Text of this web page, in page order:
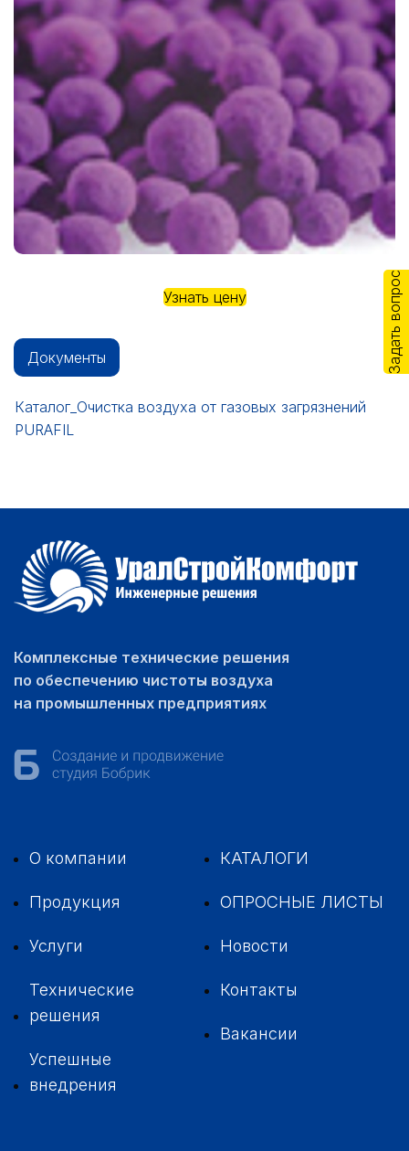
Узнать цену
Документы
Каталог_Очистка воздуха от газовых загрязнений
PURAFIL
Комплексные технические решения
по обеспечению чистоты воздуха
на промышленных предприятиях
О компании
Продукция
Услуги
Технические
решения
Успешные
внедрения
КАТАЛОГИ
ОПРОСНЫЕ ЛИСТЫ
Новости
Контакты
Вакансии
Задать вопрос